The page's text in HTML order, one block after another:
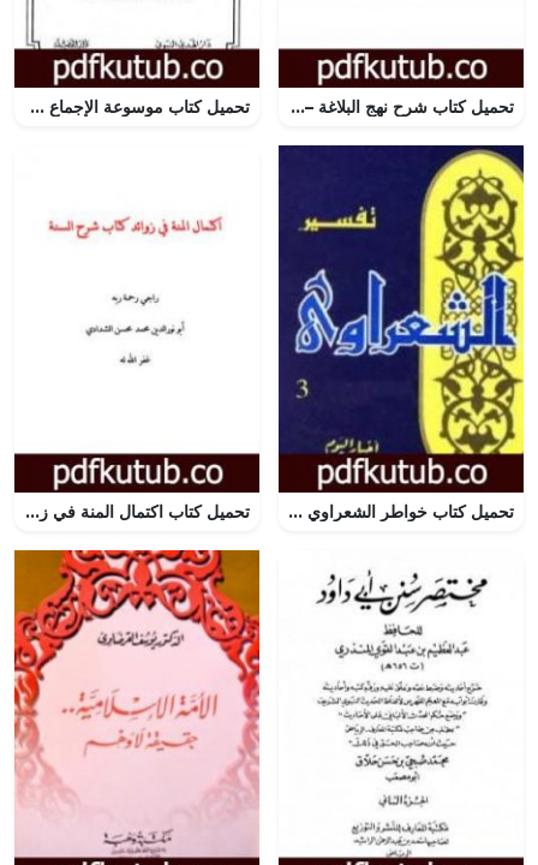
تحميل كتاب شرح نهج البلاغة – ج17 – ج18: تحقيق محمد أبو الفضل إبراهيم PDF تأليف إبن أبي الحديد المعتزلي مجانا [كامل] تحميل كتاب موسوعة الإجماع في الفقه الإسلامي – الجزء العاشر: حد السرقة وقطاع الطريق والبغي والردة PDF تأليف مجموعة من المؤلفين مجانا [كامل]
تحميل كتاب خواطر الشعراوي – المجلد الثالث PDF تأليف محمد متولي الشعراوي مجانا [كامل] تحميل كتاب اكتمال المنة في زوائد كتاب شرح السنة PDF تأليف أبو نور الدين محمد محسن الشدادي مجانا [كامل]